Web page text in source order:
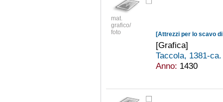
mat.
grafico/
foto
[Attrezzi per lo scavo
[Grafica]
Taccola, 1381-
Anno: 1430